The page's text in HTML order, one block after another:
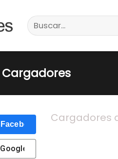
Buscar
por:
Cargadores
Facebook
Google
Cargadores